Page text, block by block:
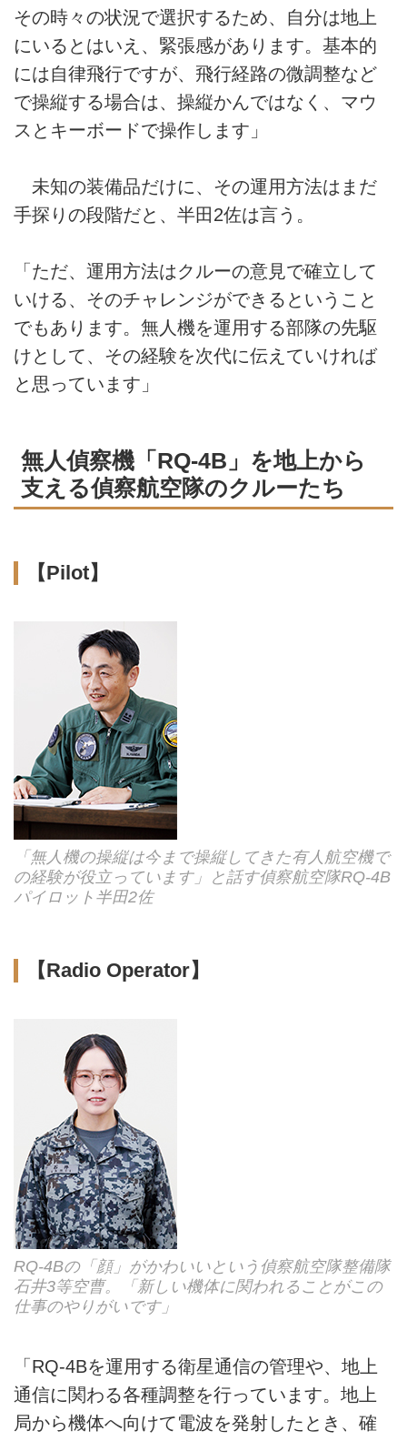
その時々の状況で選択するため、自分は地上
にいるとはいえ、緊張感があります。基本的
には自律飛行ですが、飛行経路の微調整など
で操縦する場合は、操縦かんではなく、マウ
スとキーボードで操作します」
未知の装備品だけに、その運用方法はまだ
手探りの段階だと、半田2佐は言う。
「ただ、運用方法はクルーの意見で確立して
いける、そのチャレンジができるということ
でもあります。無人機を運用する部隊の先駆
けとして、その経験を次代に伝えていければ
と思っています」
無人偵察機「RQ-4B」を地上から
支える偵察航空隊のクルーたち
【Pilot】
「無人機の操縦は今まで操縦してきた有人航空機で
の経験が役立っています」と話す偵察航空隊RQ-4B
パイロット半田2佐
【Radio Operator】
RQ-4Bの「顔」がかわいいという偵察航空隊整備隊
石井3等空曹。「新しい機体に関われることがこの
仕事のやりがいです」
「RQ-4Bを運用する衛星通信の管理や、地上
通信に関わる各種調整を行っています。地上
局から機体へ向けて電波を発射したとき、確